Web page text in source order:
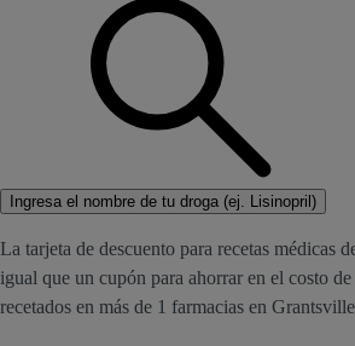
Ingresa el nombre de tu droga (ej. Lisinopril)
La tarjeta de descuento para recetas médicas
igual que un cupón para ahorrar en el costo
recetados en más de 1 farmacias en